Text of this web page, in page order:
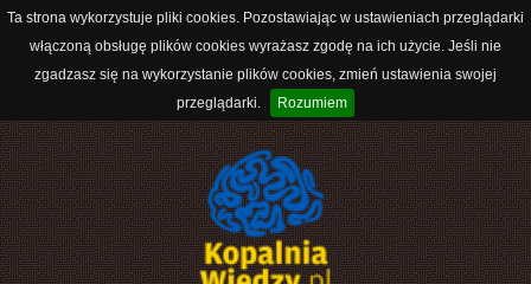
Ta strona wykorzystuje pliki cookies. Pozostawiając w ustawieniach przeglądarki
włączoną obsługę plików cookies wyrażasz zgodę na ich użycie. Jeśli nie
zgadzasz się na wykorzystanie plików cookies, zmień ustawienia swojej
przeglądarki.
Rozumiem